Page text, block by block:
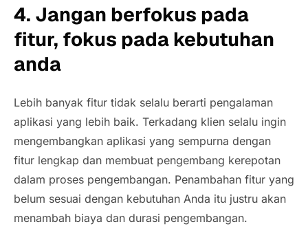
4. Jangan berfokus pada
fitur, fokus pada kebutuhan
anda
Lebih banyak fitur tidak selalu berarti pengalaman
aplikasi yang lebih baik. Terkadang klien selalu ingin
mengembangkan aplikasi yang sempurna dengan
fitur lengkap dan membuat pengembang kerepotan
dalam proses pengembangan. Penambahan fitur yang
belum sesuai dengan kebutuhan Anda itu justru akan
menambah biaya dan durasi pengembangan.